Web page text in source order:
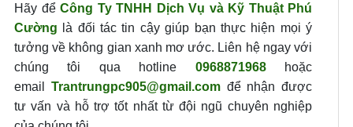
Hãy để Công Ty TNHH Dịch Vụ và Kỹ Thuật Phú
Cường là đối tác tin cậy giúp bạn thực hiện mọi ý
tưởng về không gian xanh mơ ước. Liên hệ ngay với
chúng tôi qua hotline 0968871968
hoặc
email Trantrungpc905@gmail.com để nhận được
tư vấn và hỗ trợ tốt nhất từ đội ngũ chuyên nghiệp